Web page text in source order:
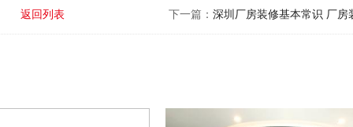
下一篇： 深圳厂房装修基本常识 厂房
返回列表